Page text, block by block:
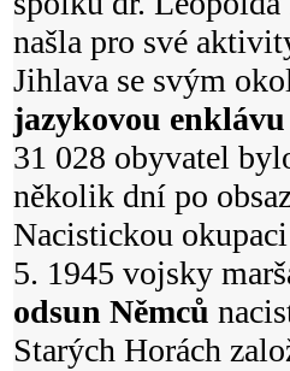
našla pro své
Jihlava se svým
jazykovou
31 028 obyvatel
několik dní po
Nacistickou
5. 1945 vojsky
odsun Němců
Starých Horách